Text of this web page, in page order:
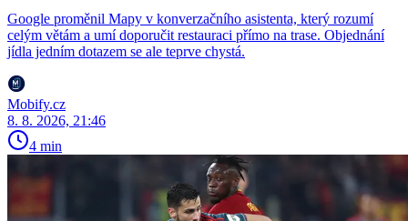
Google proměnil Mapy v konverzačního asistenta, který rozumí
celým větám a umí doporučit restauraci přímo na trase. Objednání
jídla jedním dotazem se ale teprve chystá.
Mobify.cz
8. 8. 2026, 21:46
4 min